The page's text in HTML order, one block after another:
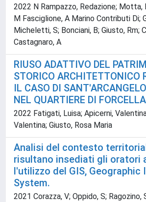
2022 N Rampazzo, Redazione; Motta,
M Fasciglione, A Marino Contributi Di;
Micheletti, S; Bonciani, B; Giusto, Rm;
Castagnaro, A
RIUSO ADATTIVO DEL
STORICO ARCHITETTONICO
IL CASO DI
NEL QUARTIERE DI
2022 Fatigati, Luisa; Apicerni,
Valentina; Giusto, Rosa Maria
Analisi del contesto
risultano insediati gli oratori
l'utilizzo del GIS,
System.
2021 Corazza, V; Oppido, S; Ragozino,